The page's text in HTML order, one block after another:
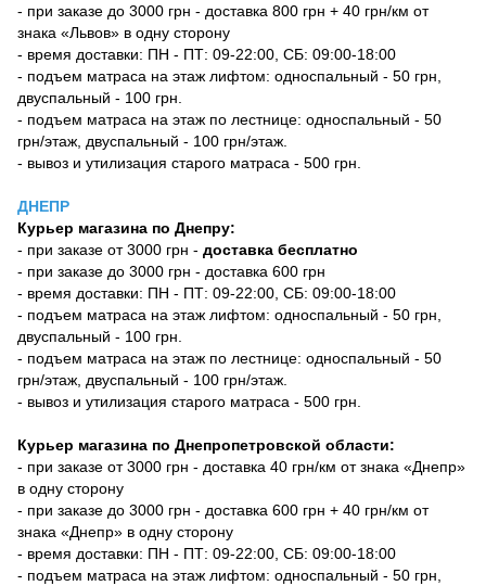
- при заказе до 3000 грн - доставка 800 грн + 40 грн/км от
знака «Львов» в одну сторону
- время доставки: ПН - ПТ: 09-22:00, СБ: 09:00-18:00
- подъем матраса на этаж лифтом: односпальный - 50 грн,
двуспальный - 100 грн.
- подъем матраса на этаж по лестнице: односпальный - 50
грн/этаж, двуспальный - 100 грн/этаж.
- вывоз и утилизация старого матраса - 500 грн.
ДНЕПР
Курьер магазина по Днепру:
- при заказе от 3000 грн - доставка бесплатно
- при заказе до 3000 грн - доставка 600 грн
- время доставки: ПН - ПТ: 09-22:00, СБ: 09:00-18:00
- подъем матраса на этаж лифтом: односпальный - 50 грн,
двуспальный - 100 грн.
- подъем матраса на этаж по лестнице: односпальный - 50
грн/этаж, двуспальный - 100 грн/этаж.
- вывоз и утилизация старого матраса - 500 грн.
Курьер магазина по Днепропетровской области:
- при заказе от 3000 грн - доставка 40 грн/км от знака «Днепр»
в одну сторону
- при заказе до 3000 грн - доставка 600 грн + 40 грн/км от
знака «Днепр» в одну сторону
- время доставки: ПН - ПТ: 09-22:00, СБ: 09:00-18:00
- подъем матраса на этаж лифтом: односпальный - 50 грн,